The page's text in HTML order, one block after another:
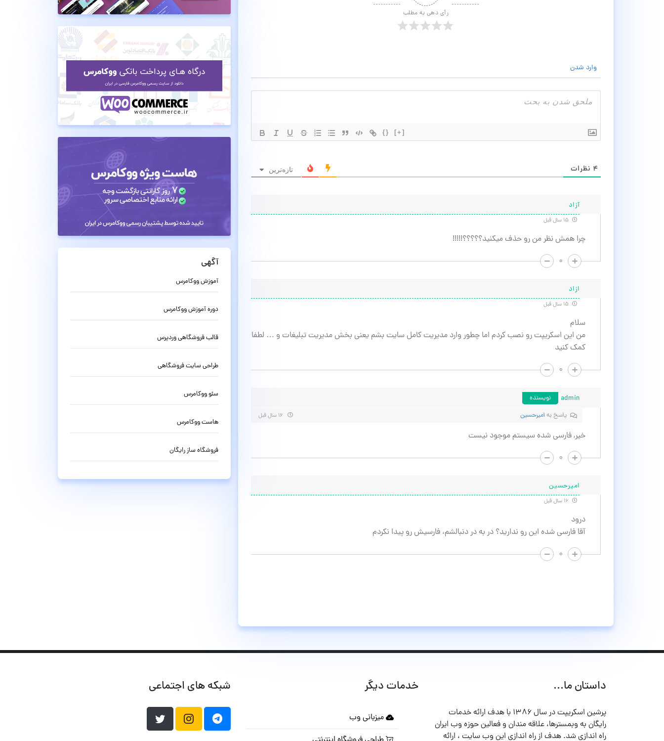
رأی دهی به مطلب
وارد شدن
{} [+]
۴ نظرات تازه‌ترین
آزاد
چرا همش نظر من رو حذف میکنید؟؟؟؟؟!!!!!
۰
ازاد
سلام
من این اسکریپت رو نصب کردم اما چطور وارد مدیریت کامل سایت بشم یعنی بخش مدیریت تبلیغات و … لطفا
کمک کنید
۰
admin
نویسنده
پاسخ بهاميرحسين
خیر, فارسی شده سیستم موجود نیست
۰
اميرحسين
درود
آقا فارسي شده اين رو نداريد؟ در به در دنبالشم، فارسيش رو پيدا نكردم
۰
آگهی
آموزش ووکامرس
دوره آموزش ووکامرس
قالب فروشگاهی وردپرس
طراحی سایت فروشگاهی
سئو ووکامرس
هاست ووکامرس
فروشگاه ساز رایگان
داستان ما...
پرشین اسکریپت در سال ۱۳۸۶ با هدف ارائه خدمات
رایگان به وبمسترها، علاقه مندان و فعالین حوزه وب ایران
راه اندازی شد. هدف از راه اندازی این وب سایت ، ارائه
خدمات دیگر
میزبانی وب
شبکه های اجتماعی